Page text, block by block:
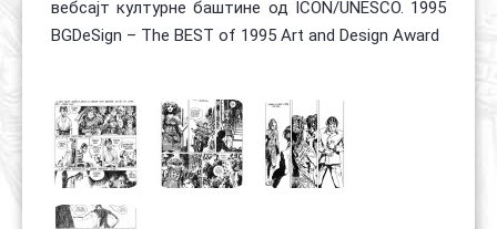
вебсајт културне баштине од ICON/UNESCO. 1995
BGDeSign – The BEST of 1995 Art and Design Award